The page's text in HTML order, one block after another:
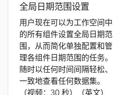
全局日期范围设置
用户现在可以为工作空间中
的所有组件设置全局日期范
围，从而简化单独配置和管
理各组件日期范围的任务。
随时以任何时间间隔轻松、
一致地查看任何数据集。